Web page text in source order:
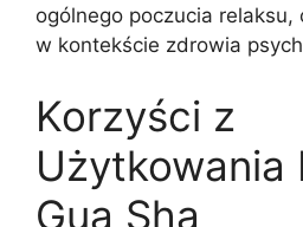
ogólnego poczucia
w kontekście zdrowia
Korzyści z
Użytkowania
Gua Sha